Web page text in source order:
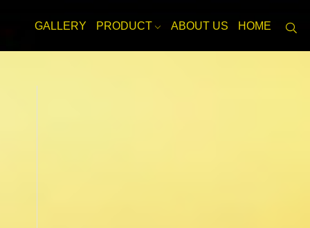
HOME
ABOUT US
PRODUCT
GALLERY